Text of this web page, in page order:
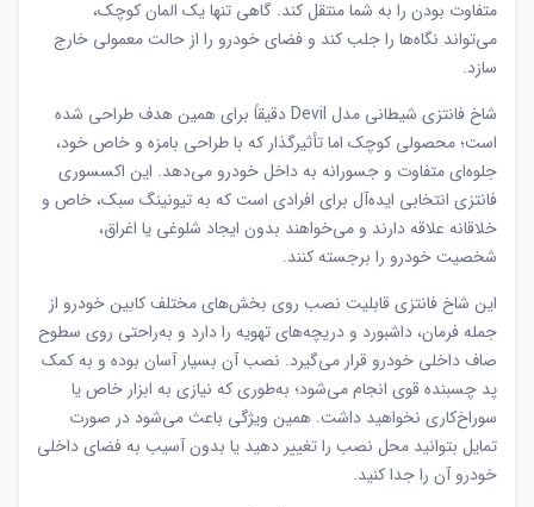
متفاوت بودن را به شما منتقل کند. گاهی تنها یک المان کوچک،
می‌تواند نگاه‌ها را جلب کند و فضای خودرو را از حالت معمولی خارج
سازد.
شاخ فانتزی شیطانی مدل Devil دقیقاً برای همین هدف طراحی شده
است؛ محصولی کوچک اما تأثیرگذار که با طراحی بامزه و خاص خود،
جلوه‌ای متفاوت و جسورانه به داخل خودرو می‌دهد. این اکسسوری
فانتزی انتخابی ایده‌آل برای افرادی است که به تیونینگ سبک، خاص و
خلاقانه علاقه دارند و می‌خواهند بدون ایجاد شلوغی یا اغراق،
شخصیت خودرو را برجسته کنند.
این شاخ فانتزی قابلیت نصب روی بخش‌های مختلف کابین خودرو از
جمله فرمان، داشبورد و دریچه‌های تهویه را دارد و به‌راحتی روی سطوح
صاف داخلی خودرو قرار می‌گیرد. نصب آن بسیار آسان بوده و به کمک
پد چسبنده قوی انجام می‌شود؛ به‌طوری که نیازی به ابزار خاص یا
سوراخ‌کاری نخواهید داشت. همین ویژگی باعث می‌شود در صورت
تمایل بتوانید محل نصب را تغییر دهید یا بدون آسیب به فضای داخلی
خودرو آن را جدا کنید.